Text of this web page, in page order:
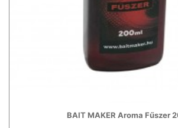
BAIT MAKER Aroma Fűszer